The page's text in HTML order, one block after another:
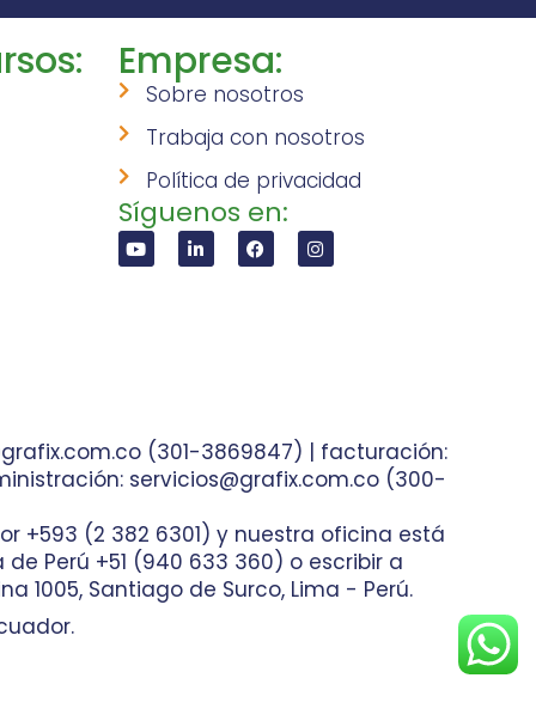
Empresa:
Sobre nosotros
Trabaja con nosotros
Política de privacidad
Síguenos en:
(301-3869847) | facturación:
servicios@grafix.com.co (300-
+593 (2 382 6301) y nuestra oficina está
Perú +51 (940 633 360) o escribir a
1005, Santiago de Surco, Lima - Perú.